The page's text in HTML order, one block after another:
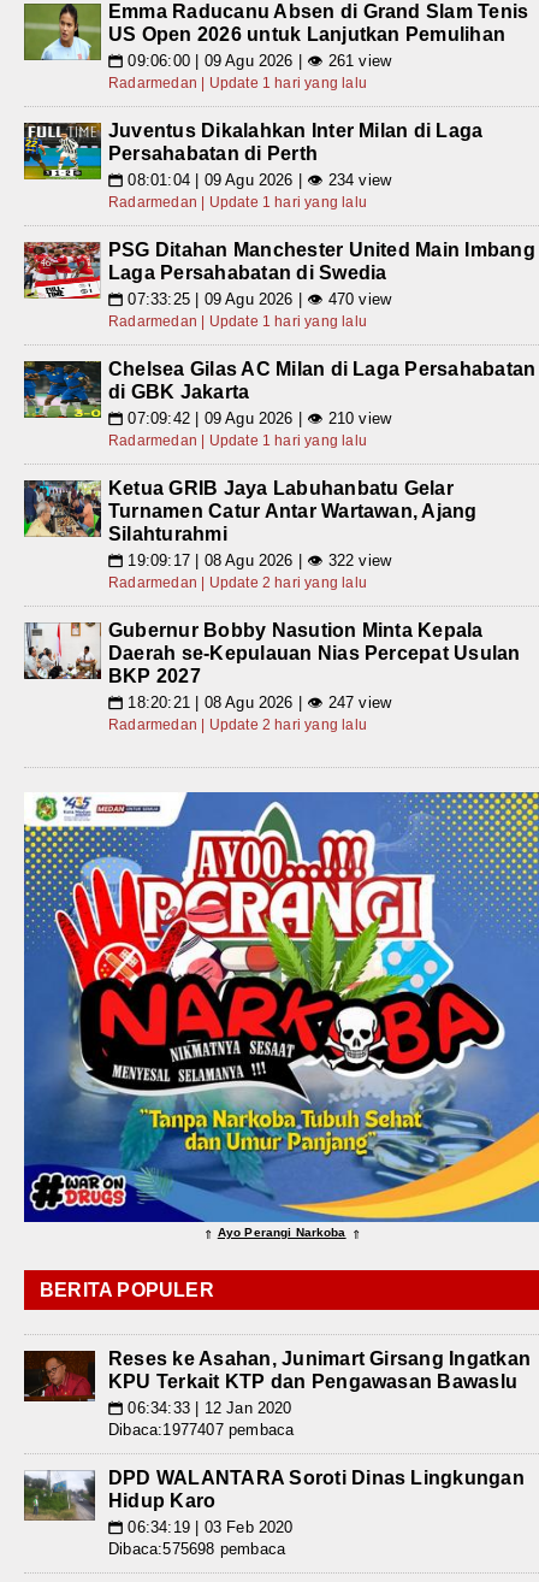
Emma Raducanu Absen di Grand Slam Tenis
US Open 2026 untuk Lanjutkan Pemulihan
📅 09:06:00 | 09 Agu 2026 | 👁 261 view
Radarmedan | Update 1 hari yang lalu
Juventus Dikalahkan Inter Milan di Laga
Persahabatan di Perth
📅 08:01:04 | 09 Agu 2026 | 👁 234 view
Radarmedan | Update 1 hari yang lalu
PSG Ditahan Manchester United Main Imbang
Laga Persahabatan di Swedia
📅 07:33:25 | 09 Agu 2026 | 👁 470 view
Radarmedan | Update 1 hari yang lalu
Chelsea Gilas AC Milan di Laga Persahabatan
di GBK Jakarta
📅 07:09:42 | 09 Agu 2026 | 👁 210 view
Radarmedan | Update 1 hari yang lalu
Ketua GRIB Jaya Labuhanbatu Gelar
Turnamen Catur Antar Wartawan, Ajang
Silahturahmi
📅 19:09:17 | 08 Agu 2026 | 👁 322 view
Radarmedan | Update 2 hari yang lalu
Gubernur Bobby Nasution Minta Kepala
Daerah se-Kepulauan Nias Percepat Usulan
BKP 2027
📅 18:20:21 | 08 Agu 2026 | 👁 247 view
Radarmedan | Update 2 hari yang lalu
⇑ Ayo Perangi Narkoba ⇑
BERITA POPULER
Reses ke Asahan, Junimart Girsang Ingatkan
KPU Terkait KTP dan Pengawasan Bawaslu
📅 06:34:33 | 12 Jan 2020
Dibaca:1977407 pembaca
DPD WALANTARA Soroti Dinas Lingkungan
Hidup Karo
📅 06:34:19 | 03 Feb 2020
Dibaca:575698 pembaca